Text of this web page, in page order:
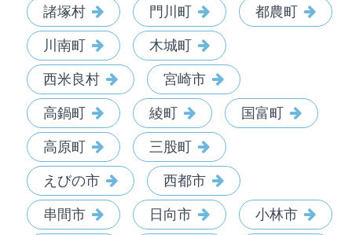
諸塚村 門川町 都農町
川南町 木城町
西米良村 宮崎市
高鍋町 綾町 国富町
高原町 三股町
えびの市 西都市
串間市 日向市 小林市